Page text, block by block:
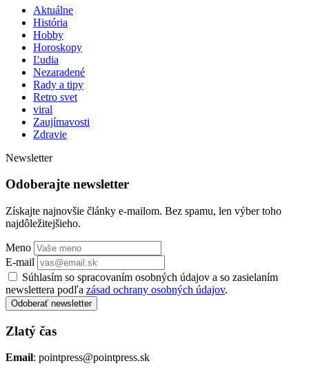
Aktuálne
História
Hobby
Horoskopy
Ľudia
Nezaradené
Rady a tipy
Retro svet
viral
Zaujímavosti
Zdravie
Newsletter
Odoberajte newsletter
Získajte najnovšie články e-mailom. Bez spamu, len výber toho
najdôležitejšieho.
Meno
E-mail
Súhlasím so spracovaním osobných údajov a so zasielaním
newslettera podľa zásad ochrany osobných údajov.
Odoberať newsletter
Zlatý čas
Email: pointpress@pointpress.sk